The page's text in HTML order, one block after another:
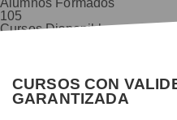
Alumnos Formados
105
Cursos Disponibles
CURSOS CON
GARANTIZADA